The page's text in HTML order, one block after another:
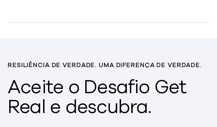
RESILIÊNCIA DE VERDADE. UMA DIFERENÇA DE VERDADE.
Aceite o Desafio Get
Real e descubra.